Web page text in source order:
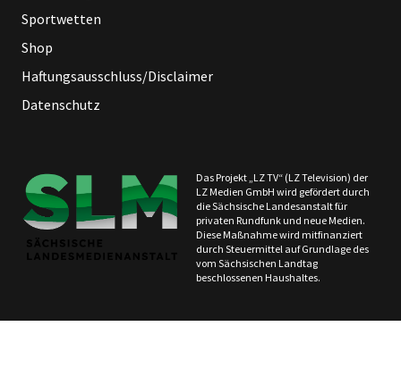
Sportwetten
Shop
Haftungsausschluss/Disclaimer
Datenschutz
Das Projekt „LZ TV“ (LZ Television) der
LZ Medien GmbH wird gefördert durch
die Sächsische Landesanstalt für
privaten Rundfunk und neue Medien.
Diese Maßnahme wird mitfinanziert
durch Steuermittel auf Grundlage des
vom Sächsischen Landtag
beschlossenen Haushaltes.